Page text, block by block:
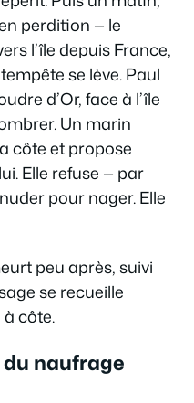
perdition — le
l’île depuis France,
se lève. Paul
d’Or, face à l’île
Un marin
côte et propose
Elle refuse — par
pour nager. Elle
peu après, suivi
se recueille
côte.
naufrage